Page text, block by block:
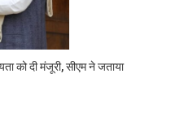
को दी मंजूरी, सीएम ने जताया